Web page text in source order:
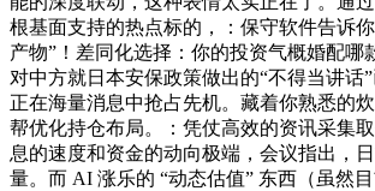
根基面支持的热点标的，：保守软件告诉
产物”！差同化选择：你的投资气概婚配哪
对中方就日本安保政策做出的“不得当讲话
正在海量消息中抢占先机。藏着你熟悉的
帮优化持仓布局。：凭仗高效的资讯采集
息的速度和资金的动向极端，会议指出，
量。而 AI 涨乐的 “动态估值” 东西（虽然目